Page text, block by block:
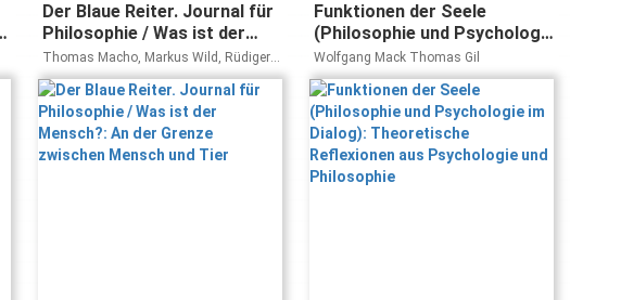
Der Blaue Reiter. Journal für
Philosophie / Was ist der
Mensch?: An der Grenze
zwischen Mensch und Tier
Thomas Macho, Markus Wild, Rüdiger
Vaas
Funktionen der Seele
(Philosophie und Psychologie
im Dialog): Theoretische
Reflexionen aus Psychologie
und Philosophie
Wolfgang Mack Thomas Gil